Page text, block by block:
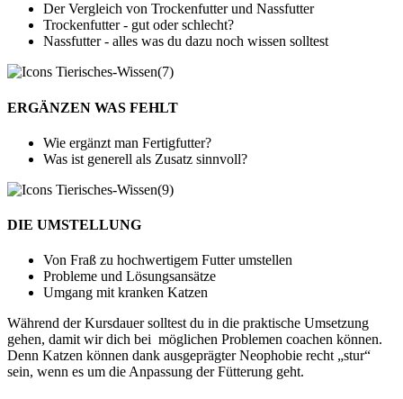
Der Vergleich von Trockenfutter und Nassfutter
Trockenfutter - gut oder schlecht?
Nassfutter - alles was du dazu noch wissen solltest
ERGÄNZEN WAS FEHLT
Wie ergänzt man Fertigfutter?
Was ist generell als Zusatz sinnvoll?
DIE UMSTELLUNG
Von Fraß zu hochwertigem Futter umstellen
Probleme und Lösungsansätze
Umgang mit kranken Katzen
Während der Kursdauer solltest du in die praktische Umsetzung
gehen, damit wir dich bei möglichen Problemen coachen können.
Denn Katzen können dank ausgeprägter Neophobie recht „stur“
sein, wenn es um die Anpassung der Fütterung geht.